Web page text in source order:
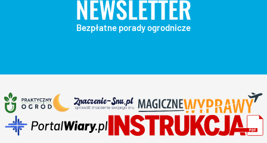
NEWSLETTER
Bezpłatne porady ogrodnicze